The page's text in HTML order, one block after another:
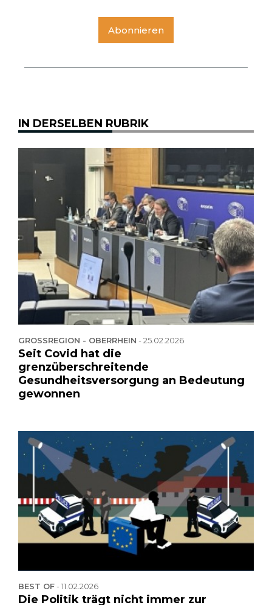
Abonnieren
IN DERSELBEN RUBRIK
GROSSREGION - OBERRHEIN -25.02.2026
Seit Covid hat die
grenzüberschreitende
Gesundheitsversorgung an Bedeutung
gewonnen
BEST OF-11.02.2026
Die Politik trägt nicht immer zur